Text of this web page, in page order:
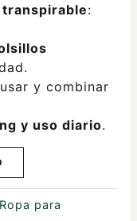
:
y combinar
y uso diario.
Ropa para